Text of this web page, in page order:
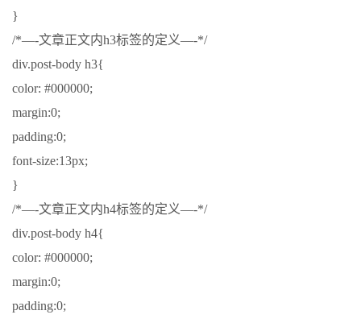
}
/*—-文章正文内h3标签的定义—-*/
div.post-body h3{
color: #000000;
margin:0;
padding:0;
font-size:13px;
}
/*—-文章正文内h4标签的定义—-*/
div.post-body h4{
color: #000000;
margin:0;
padding:0;